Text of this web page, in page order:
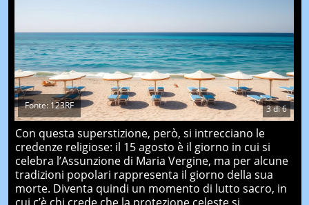
3di6
Fonte: 123RF
Con questa superstizione, però, si intrecciano le
credenze religiose: il 15 agosto è il giorno in cui si
celebra l’Assunzione di Maria Vergine, ma per alcune
tradizioni popolari rappresenta il giorno della sua
morte. Diventa quindi un momento di lutto sacro, in